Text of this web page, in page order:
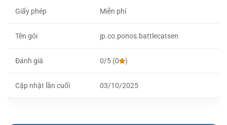
Giấy phép Miễn phí
Tên gói jp.co.ponos.battlecatsen
Đánh giá 0/5 (0 )
Cập nhật lần cuối 03/10/2025